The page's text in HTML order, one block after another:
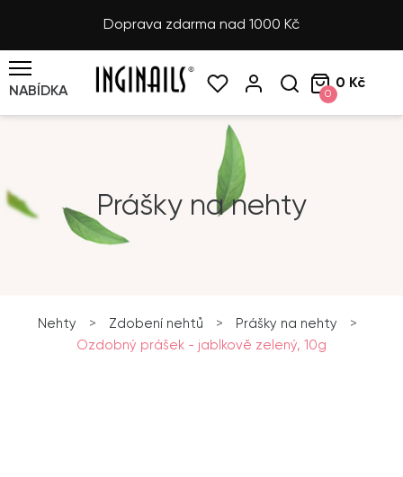
Doprava zdarma nad 1000 Kč
NABÍDKA 0
0 Kč
Prášky na nehty
Nehty > Zdobení nehtů > Prášky na nehty
>
Ozdobný prášek - jablkově zelený, 10g